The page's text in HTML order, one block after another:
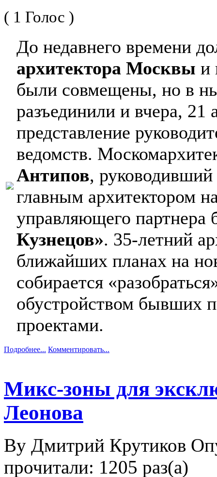
( 1 Голос )
До недавнего времени
архитектора Москвы и
были совмещены, но в
разъединили и вчера, 21
представление
ведомств.
Антипов,
главным архитектором
управляющего
Кузнецов». 35-летний
ближайших планах на
собирается
обустройством бывших
проектами.
Подробнее... Комментировать...
Микс-зоны для
Леонова
By Дмитрий Крутиков
прочитали: 1205 раз(а)